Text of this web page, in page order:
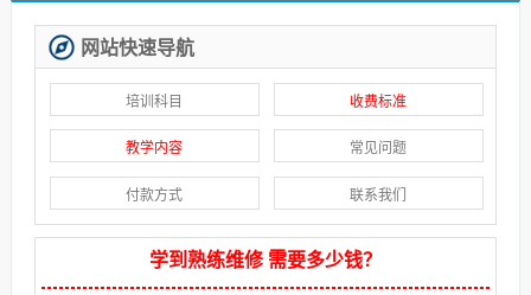
网站快速导航
培训科目 收费标准
教学内容 常见问题
付款方式 联系我们
学到熟练维修 需要多少钱？